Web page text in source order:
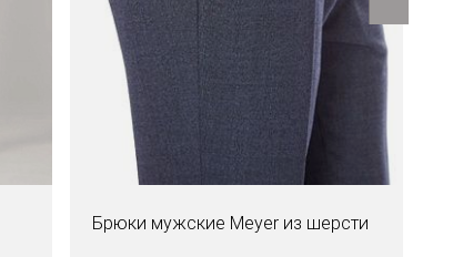
Брюки мужские Meyer из шерсти